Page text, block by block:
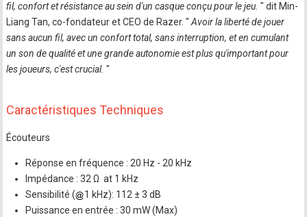
fil, confort et résistance au sein d'un casque conçu pour le jeu." dit Min-
Liang Tan, co-fondateur et CEO de Razer. "Avoir la liberté de jouer
sans aucun fil, avec un confort total, sans interruption, et en cumulant
un son de qualité et une grande autonomie est plus qu'important pour
les joueurs, c'est crucial."
Caractéristiques Techniques
Écouteurs
Réponse en fréquence : 20 Hz - 20 kHz
Impédance : 32 Ω ­ at 1 kHz
Sensibilité (
1 kHz): 112 ± 3 dB
Puissance en entrée : 30 mW (Max)